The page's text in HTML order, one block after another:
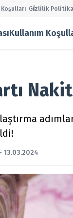
Koşulları Gizlilik
Kullanım
Nakit
13.03.2024